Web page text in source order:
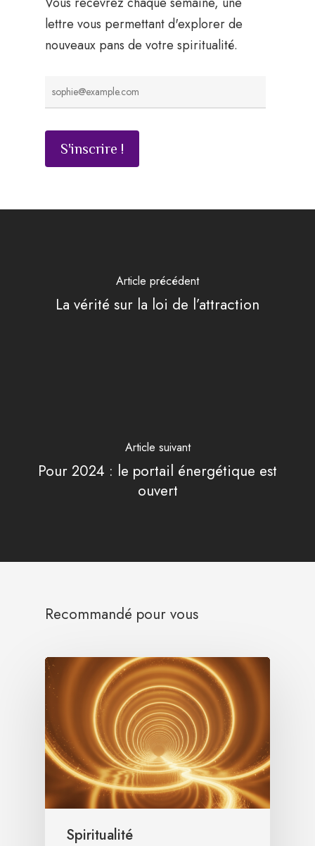
lettre vous permettant d'explorer de
nouveaux pans de votre spiritualité.
Article précédent
La vérité sur la loi de l’attraction
Article suivant
Pour 2024 : le portail énergétique est
ouvert
Recommandé pour vous
Spiritualité